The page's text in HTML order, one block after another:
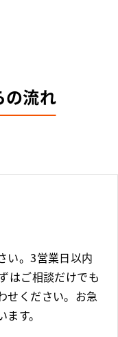
の流れ
い。3営業日以内
はご相談だけでも
せください。お急
す。